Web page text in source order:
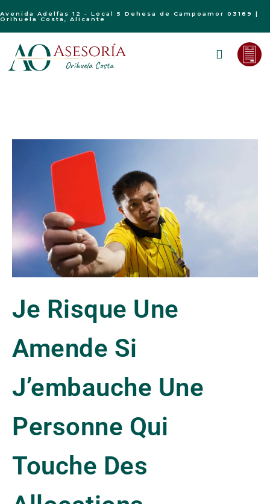
Avenida Adelfas 12 - Local 5 Dehesa de Campoamor 03189 |
Orihuela Costa, Alicante
Je Risque Une
Amende Si
J’embauche Une
Personne Qui
Touche Des